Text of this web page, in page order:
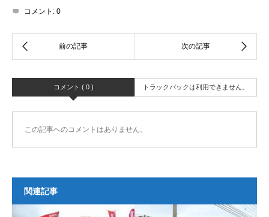
コメント: 0
コメント ( 0 ) トラックバックは利用できません。
この記事へのコメントはありません。
関連記事